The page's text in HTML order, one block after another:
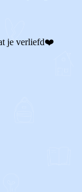
je verliefd❤️